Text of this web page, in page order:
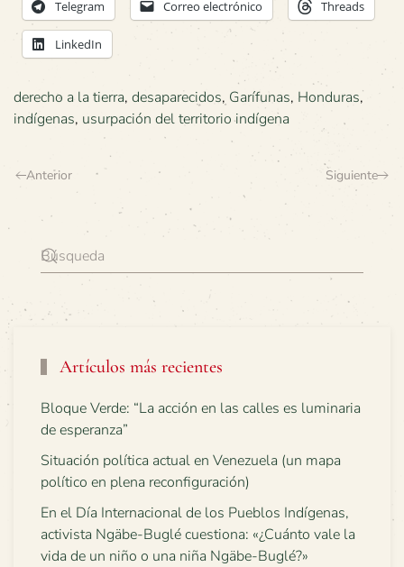
Telegram Correo electrónico Threads
LinkedIn
derecho a la tierra, desaparecidos, Garífunas, Honduras,
indígenas, usurpación del territorio indígena
Anterior Siguiente
Artículos más recientes
Bloque Verde: “La acción en las calles es luminaria
de esperanza”
Situación política actual en Venezuela (un mapa
político en plena reconfiguración)
En el Día Internacional de los Pueblos Indígenas,
activista Ngäbe-Buglé cuestiona: «¿Cuánto vale la
vida de un niño o una niña Ngäbe-Buglé?»